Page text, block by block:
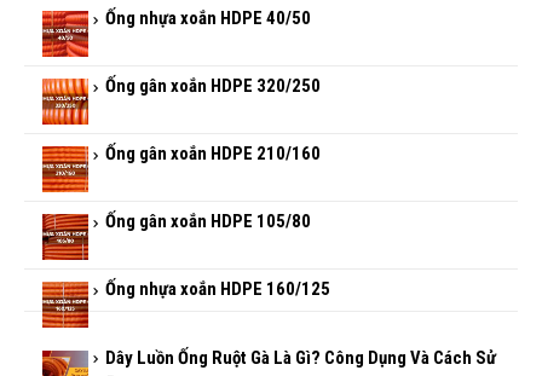
Ống nhựa xoắn HDPE 130/100
Ống nhựa xoắn HDPE 65/50
Ống nhựa xoắn HDPE 40/50
Ống gân xoắn HDPE 320/250
Ống gân xoắn HDPE 210/160
Ống gân xoắn HDPE 105/80